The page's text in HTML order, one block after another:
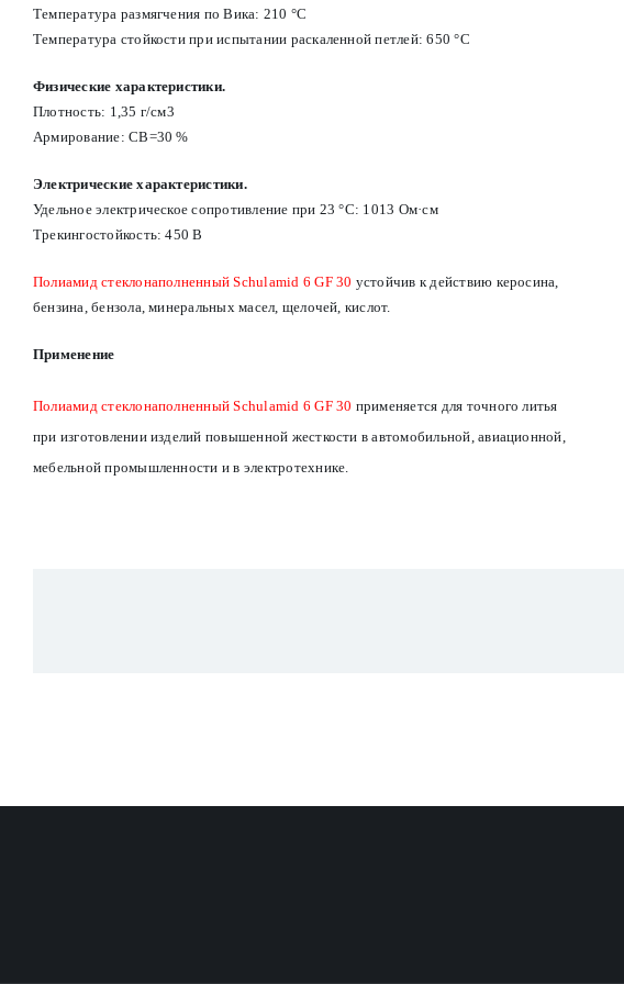
Температура размягчения по Вика: 210 °С
Температура стойкости при испытании раскаленной петлей: 650 °С
Физические характеристики.
Плотность: 1,35 г/см3
Армирование: СВ=30 %
Электрические характеристики.
Удельное электрическое сопротивление при 23 °С: 1013 Ом·см
Трекингостойкость: 450 В
Полиамид стеклонаполненный Schulamid 6 GF 30 устойчив к действию керосина,
бензина, бензола, минеральных масел, щелочей, кислот.
Применение
Полиамид стеклонаполненный Schulamid 6 GF 30 применяется для точного литья
при изготовлении изделий повышенной жесткости в автомобильной, авиационной,
мебельной промышленности и в электротехнике.